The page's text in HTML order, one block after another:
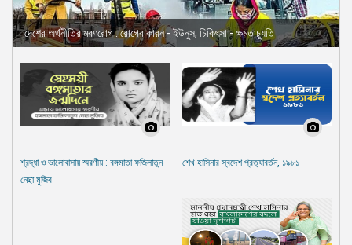
ইশতেহার
দেশের অর্থনীতির মরণরোগ : রোগের কারন - ইউনুস, চিকিৎসা - ক্ষমতাচ্যুতি
শ্রদ্ধা ও ভালোবাসায় স্মরণীয় : বঙ্গমাতা ফজিলাতুন
নেছা মুজিব
শেখ হাসিনার স্বদেশ প্রত্যাবর্তন, ১৯৮১